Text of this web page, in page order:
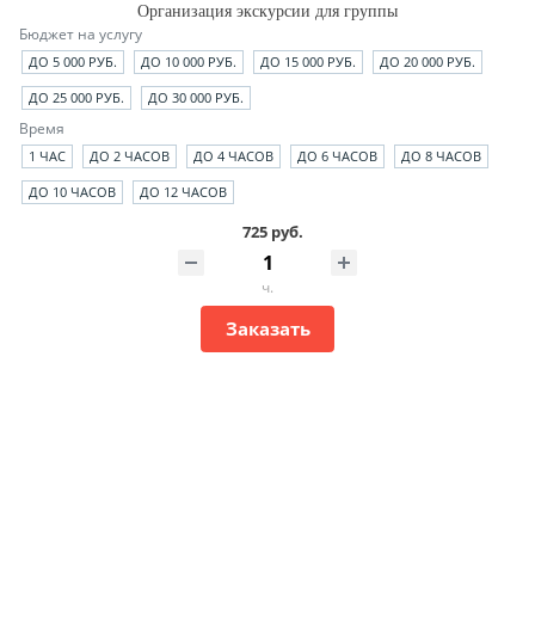
Организация экскурсии для группы
Бюджет на услугу
ДО 5 000 РУБ. ДО 10 000 РУБ. ДО 15 000 РУБ.
ДО 20 000 РУБ.
ДО 25 000 РУБ.
ДО 30 000 РУБ.
Время
1 ЧАС ДО 2 ЧАСОВ ДО 4 ЧАСОВ ДО 6 ЧАСОВ
ДО 8 ЧАСОВ
ДО 10 ЧАСОВ
ДО 12 ЧАСОВ
725 руб.
ч.
Заказать